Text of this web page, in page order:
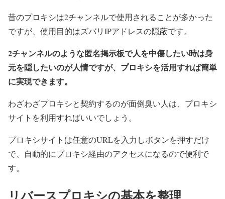
昔のプロキシは2チャンネルで使用されることが多かった
ですが、使用目的はズバリIPアドレスの隠蔽です。
2チャンネルのような匿名掲示板で人を中傷したい時は身
元を隠したいのが人情ですが、プロキシを活用すれば簡単
に実現できます。
わざわざプロキシと契約するのが面倒臭い人は、プロキシ
サイトを利用すればいいでしょう。
プロキシサイトは任意のURLを入力しボタンを押すだけ
で、自動的にプロキシ経由のアクセスになるので便利で
す。
リバースプロキシの基本を整理